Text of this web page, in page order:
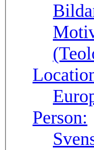
Person: